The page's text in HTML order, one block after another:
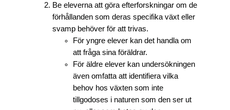
Be eleverna att göra efterforskningar om de
förhållanden som deras specifika växt eller
svamp behöver för att trivas.
För yngre elever kan det handla om
att fråga sina föräldrar.
För äldre elever kan undersökningen
även omfatta att identifiera vilka
behov hos växten som inte
tillgodoses i naturen som den ser ut